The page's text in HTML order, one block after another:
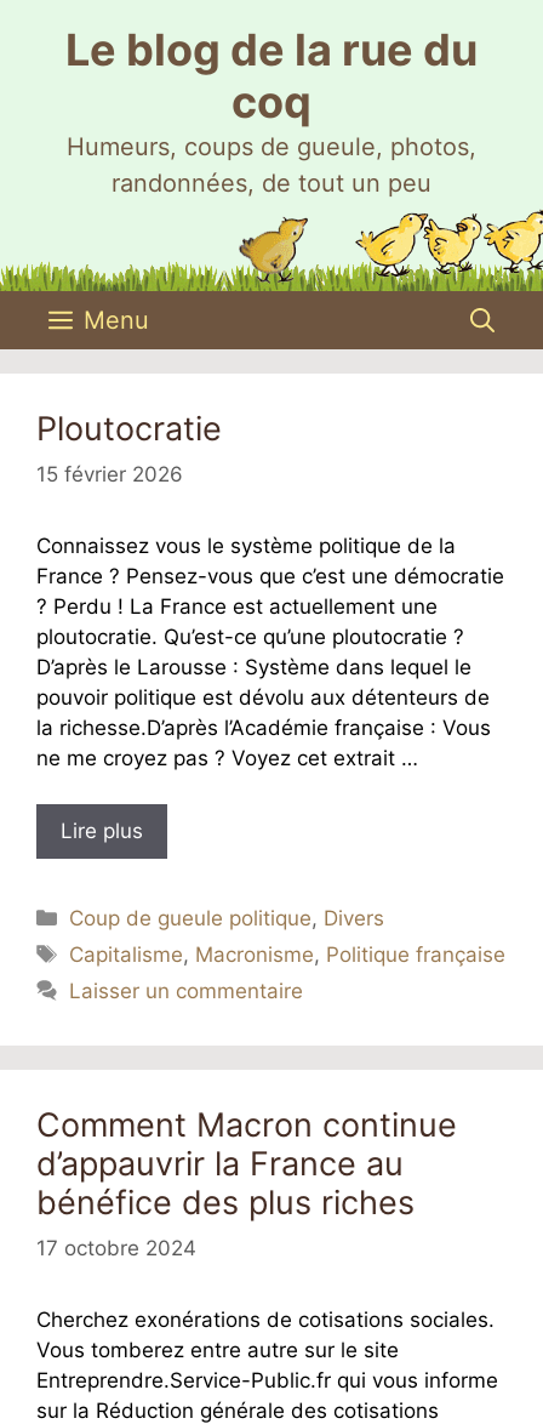
Le blog de la rue du
coq
Humeurs, coups de gueule, photos,
randonnées, de tout un peu
Menu
Ploutocratie
15 février 2026
Connaissez vous le système politique de la
France ? Pensez-vous que c’est une démocratie
? Perdu ! La France est actuellement une
ploutocratie. Qu’est-ce qu’une ploutocratie ?
D’après le Larousse : Système dans lequel le
pouvoir politique est dévolu aux détenteurs de
la richesse.D’après l’Académie française : Vous
ne me croyez pas ? Voyez cet extrait …
Lire plus
Catégories
Coup de gueule politique, Divers
Étiquettes
Capitalisme, Macronisme, Politique française
Laisser un commentaire
Comment Macron continue
d’appauvrir la France au
bénéfice des plus riches
17 octobre 2024
Cherchez exonérations de cotisations sociales.
Vous tomberez entre autre sur le site
Entreprendre.Service-Public.fr qui vous informe
sur la Réduction générale des cotisations